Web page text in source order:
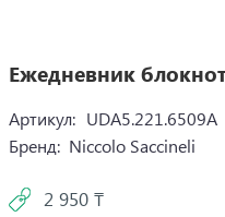
Ежедневник
Артикул: UDA5.221.6509A
Бренд: Niccolo Saccineli
2 950 ₸